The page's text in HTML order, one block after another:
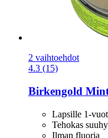
2 vaihtoehdot
4.3 (15)
Birkengold
Lapsille 1-
Tehokas
Ilman fluoria